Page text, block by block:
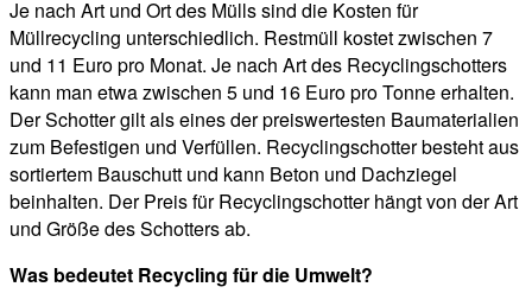
Je nach Art und Ort des Mülls sind die Kosten für
Müllrecycling unterschiedlich. Restmüll kostet zwischen 7
und 11 Euro pro Monat. Je nach Art des Recyclingschotters
kann man etwa zwischen 5 und 16 Euro pro Tonne erhalten.
Der Schotter gilt als eines der preiswertesten Baumaterialien
zum Befestigen und Verfüllen. Recyclingschotter besteht aus
sortiertem Bauschutt und kann Beton und Dachziegel
beinhalten. Der Preis für Recyclingschotter hängt von der Art
und Größe des Schotters ab.
Was bedeutet Recycling für die Umwelt?